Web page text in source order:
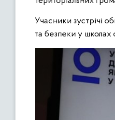
Учасники зустрічі
та безпеки у школах